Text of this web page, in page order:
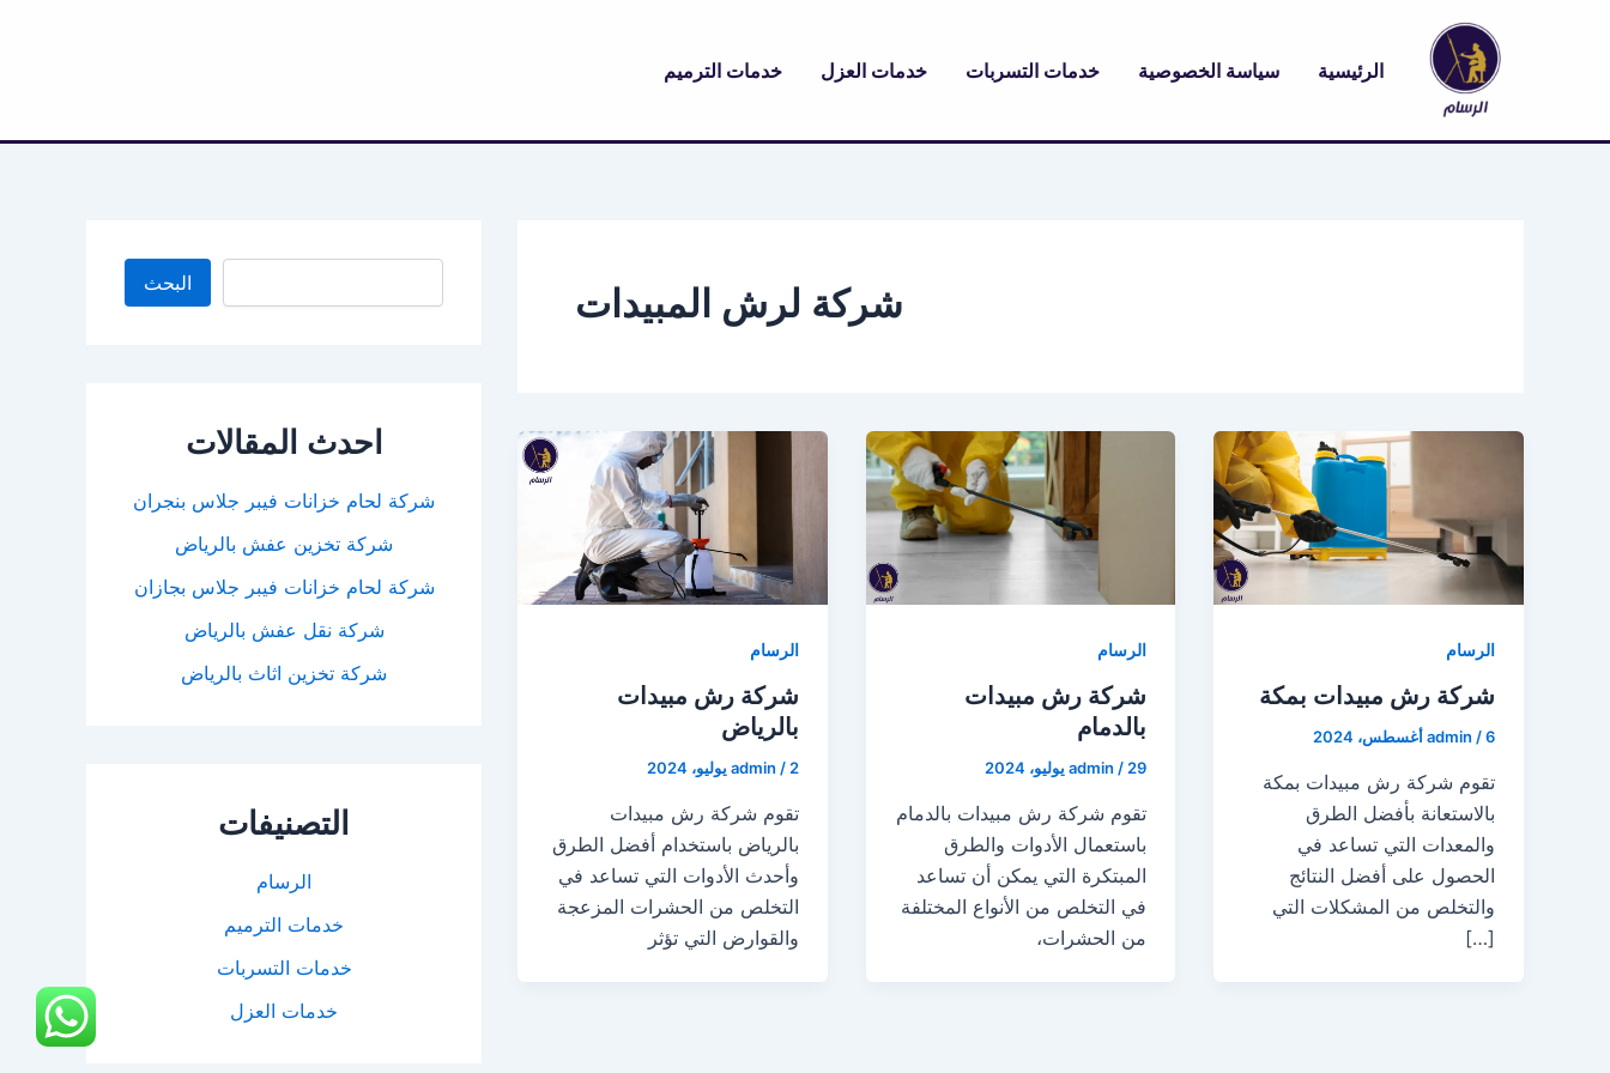
الرئيسية سياسة الخصوصية خدمات التسربات خدمات العزل خدمات الترميم
شركة لرش المبيدات
الرسام
شركة رش مبيدات بمكة
admin /6 أغسطس، 2024
تقوم شركة رش مبيدات بمكة
بالاستعانة بأفضل الطرق
والمعدات التي تساعد في
الحصول على أفضل النتائج
والتخلص من المشكلات التي
[…]
الرسام
شركة رش مبيدات
بالدمام
admin/29 يوليو، 2024
تقوم شركة رش مبيدات بالدمام
باستعمال الأدوات والطرق
المبتكرة التي يمكن أن تساعد
في التخلص من الأنواع المختلفة
من الحشرات،
الرسام
شركة رش مبيدات
بالرياض
admin /2 يوليو، 2024
تقوم شركة رش مبيدات
بالرياض باستخدام أفضل الطرق
وأحدث الأدوات التي تساعد في
التخلص من الحشرات المزعجة
والقوارض التي تؤثر
البحث
احدث المقالات
شركة لحام خزانات فيبر جلاس بنجران
شركة تخزين عفش بالرياض
شركة لحام خزانات فيبر جلاس بجازان
شركة نقل عفش بالرياض
شركة تخزين اثاث بالرياض
التصنيفات
الرسام
خدمات الترميم
خدمات التسربات
خدمات العزل